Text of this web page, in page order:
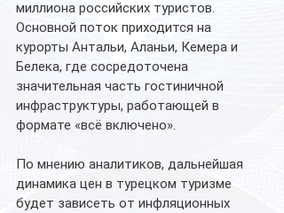
миллиона российских туристов.
Основной поток приходится на
курорты Антальи, Аланьи, Кемера и
Белека, где сосредоточена
значительная часть гостиничной
инфраструктуры, работающей в
формате «всё включено».
По мнению аналитиков, дальнейшая
динамика цен в турецком туризме
будет зависеть от инфляционных